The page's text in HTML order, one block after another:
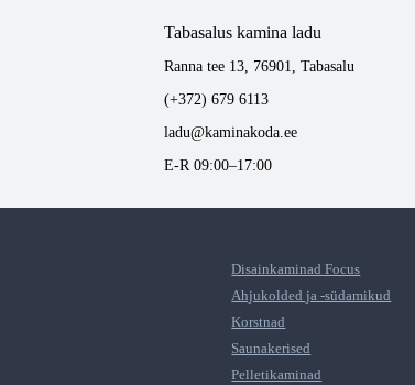
Tabasalus kamina ladu
Ranna tee 13, 76901, Tabasalu
(+372) 679 6113
ladu@kaminakoda.ee
E-R 09:00–17:00
Disainkaminad Focus
Ahjukolded ja -südamikud
Korstnad
Saunakerised
Pelletikaminad